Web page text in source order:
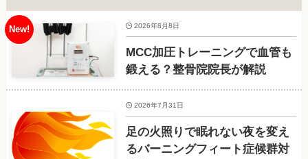
MCC加圧トレーニングで血管も
鍛える？整骨院院長が解説
2026年8月8日
足の火照りで眠れない夜を変え
るバーニングフィート症候群対
2026年7月31日